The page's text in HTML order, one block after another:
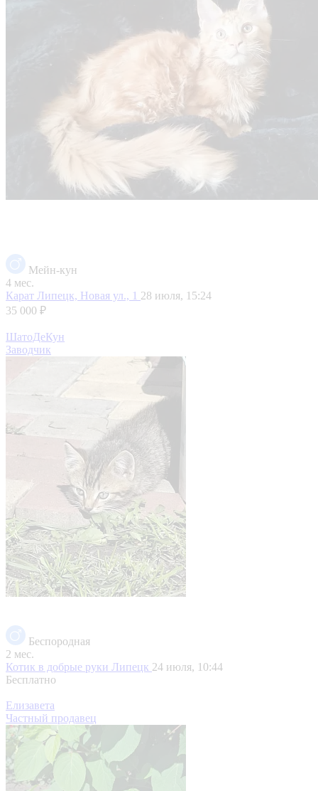
Мейн-кун
4 мес.
Карат Липецк, Новая ул., 1 28 июля, 15:24
35 000 ₽
ШатоДеКун
Заводчик
Беспородная
2 мес.
Котик в добрые руки Липецк 24 июля, 10:44
Бесплатно
Елизавета
Частный продавец